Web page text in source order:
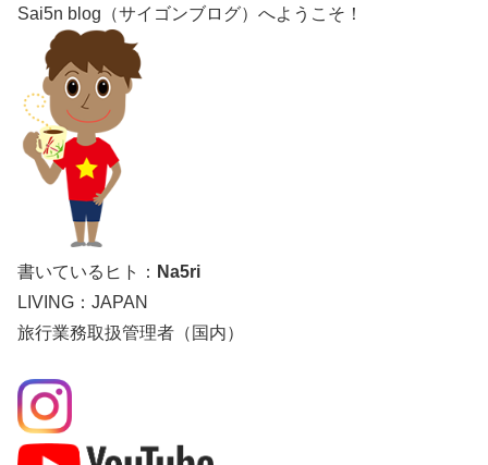
Sai5n blog（サイゴンブログ）へようこそ！
書いているヒト： Na5ri
LIVING：JAPAN
旅行業務取扱管理者（国内）